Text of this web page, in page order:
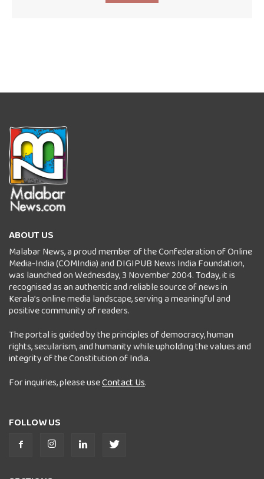
ABOUT US
Malabar News, a proud member of the Confederation of Online
Media-India (COMIndia) and DIGIPUB News India Foundation,
was launched on Wednesday, 3 November 2004. Today, it is
recognised as an authentic and reliable source of news in
Kerala’s online media landscape, serving a meaningful and
positive community of readers.
The portal is guided by the principles of democracy, human
rights, secularism, and humanity while upholding the values and
integrity of the Constitution of India.
For inquiries, please useContact Us.
FOLLOW US